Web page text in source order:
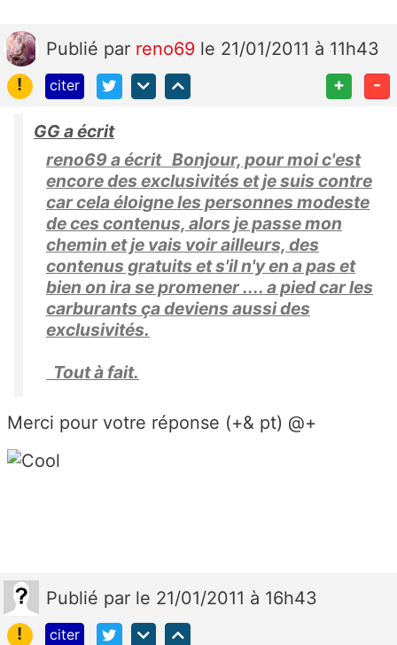
Publié par reno69 le 21/01/2011 à 11h43
!
citer + -
GG a écrit
reno69 a écrit Bonjour, pour moi c'est
encore des exclusivités et je suis contre
car cela éloigne les personnes modeste
de ces contenus, alors je passe mon
chemin et je vais voir ailleurs, des
contenus gratuits et s'il n'y en a pas et
bien on ira se promener .... a pied car les
carburants ça deviens aussi des
exclusivités.
Tout à fait.
Merci pour votre réponse (+& pt) @+
Publié par le 21/01/2011 à 16h43
!
citer